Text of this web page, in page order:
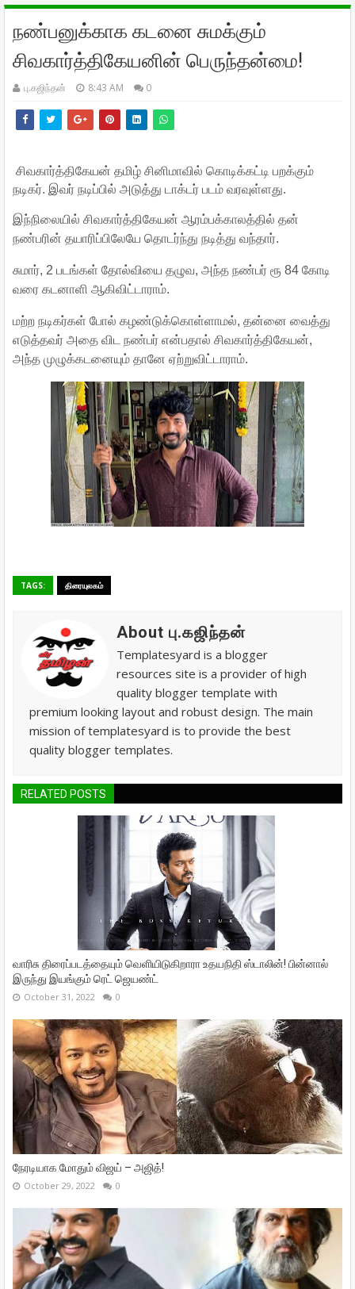
நண்பனுக்காக கடனை சுமக்கும்
சிவகார்த்திகேயனின் பெருந்தன்மை!
பு.கஜிந்தன் 8:43 AM 0
சிவகார்த்திகேயன் தமிழ் சினிமாவில் கொடிக்கட்டி பறக்கும்
நடிகர். இவர் நடிப்பில் அடுத்து டாக்டர் படம் வரவுள்ளது.
இந்நிலையில் சிவகார்த்திகேயன் ஆரம்பக்காலத்தில் தன்
நண்பரின் தயாரிப்பிலேயே தொடர்ந்து நடித்து வந்தார்.
சுமார், 2 படங்கள் தோல்வியை தழுவ, அந்த நண்பர் ரூ 84 கோடி
வரை கடனாளி ஆகிவிட்டாராம்.
மற்ற நடிகர்கள் போல் கழண்டுக்கொள்ளாமல், தன்னை வைத்து
எடுத்தவர் அதை விட நண்பர் என்பதால் சிவகார்த்திகேயன்,
அந்த முழுக்கடனையும் தானே ஏற்றுவிட்டாராம்.
TAGS: திரையுலகம்
About பு.கஜிந்தன்
Templatesyard is a blogger
resources site is a provider of high
quality blogger template with
premium looking layout and robust design. The main
mission of templatesyard is to provide the best
quality blogger templates.
RELATED POSTS
வாரிசு திரைப்படத்தையும் வெளியிடுகிறாரா உதயநிதி ஸ்டாலின்! பின்னால்
இருந்து இயங்கும் ரெட் ஜெயண்ட்
October 31, 2022 0
நேரடியாக மோதும் விஜய் – அஜித்!
October 29, 2022 0